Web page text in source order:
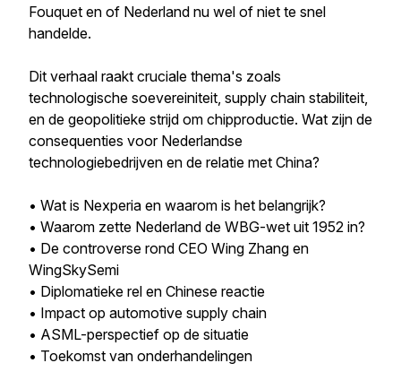
Fouquet en of Nederland nu wel of niet te snel
handelde.
Dit verhaal raakt cruciale thema's zoals
technologische soevereiniteit, supply chain stabiliteit,
en de geopolitieke strijd om chipproductie. Wat zijn de
consequenties voor Nederlandse
technologiebedrijven en de relatie met China?
• Wat is Nexperia en waarom is het belangrijk?
• Waarom zette Nederland de WBG-wet uit 1952 in?
• De controverse rond CEO Wing Zhang en
WingSkySemi
• Diplomatieke rel en Chinese reactie
• Impact op automotive supply chain
• ASML-perspectief op de situatie
• Toekomst van onderhandelingen